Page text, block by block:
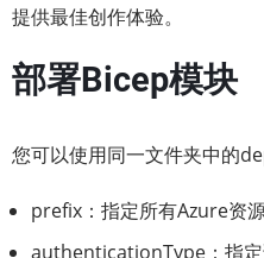
提供最佳创作体验。
部署Bicep模块
您可以使用同一文件夹中的
prefix：指定所有Azure资源
authenticationType：指